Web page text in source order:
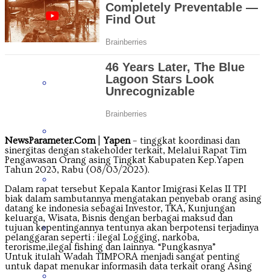
Jawa Timur
Kalimantan Barat
Kalimantan Timur
NewsParameter.Com| Yapen– tinggkat koordinasi dan
sinergitas dengan stakeholder terkait, Melalui Rapat Tim
Pengawasan Orang asing Tingkat Kabupaten Kep.Yapen
Tahun 2023, Rabu (08/03/2023).
Dalam rapat tersebut Kepala Kantor Imigrasi Kelas II TPI
biak dalam sambutannya mengatakan penyebab orang asing
datang ke indonesia sebagai Investor, TKA, Kunjungan
keluarga, Wisata, Bisnis dengan berbagai maksud dan
tujuan kepentingannya tentunya akan berpotensi terjadinya
pelanggaran seperti : ilegal Logging, narkoba,
terorisme,ilegal fishing dan lainnya. “Pungkasnya”
Untuk itulah Wadah TIMPORA menjadi sangat penting
untuk dapat menukar informasih data terkait orang Asing